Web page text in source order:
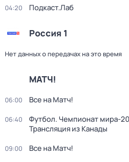
04:20 Подкаст.Лаб
Россия 1
Нет данных о передачах на это время
МАТЧ!
06:00 Все на Матч!
06:40
Футбол. Чемпионат мира-
Трансляция из Канады
09:00 Все на Матч!